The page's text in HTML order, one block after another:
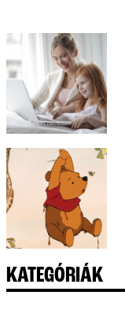
KATEGÓRIÁK